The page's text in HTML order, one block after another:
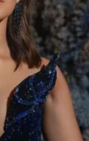
नहीं